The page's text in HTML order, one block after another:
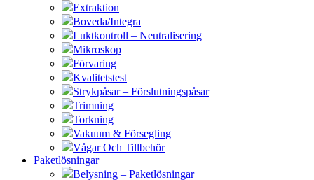
Extraktion
Boveda/Integra
Luktkontroll – Neutralisering
Mikroskop
Förvaring
Kvalitetstest
Strykpåsar – Förslutningspåsar
Trimning
Torkning
Vakuum & Försegling
Vågar Och Tillbehör
Paketlösningar
Belysning – Paketlösningar